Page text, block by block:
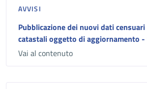
AVVISI
Pubblicazione dei nuovi dati
catastali oggetto di aggiornamento -
Vai al contenuto